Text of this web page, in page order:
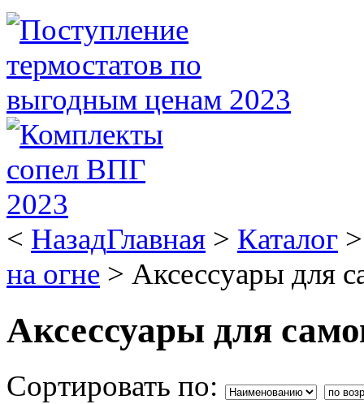
< НазадГлавная > Каталог
на огне > Аксессуары для
Аксессуары для
Сортировать по: